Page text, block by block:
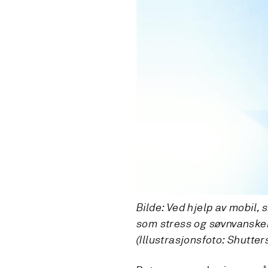
Bilde: Ved hjelp av
som stress og
(Illustrasjonsfoto: